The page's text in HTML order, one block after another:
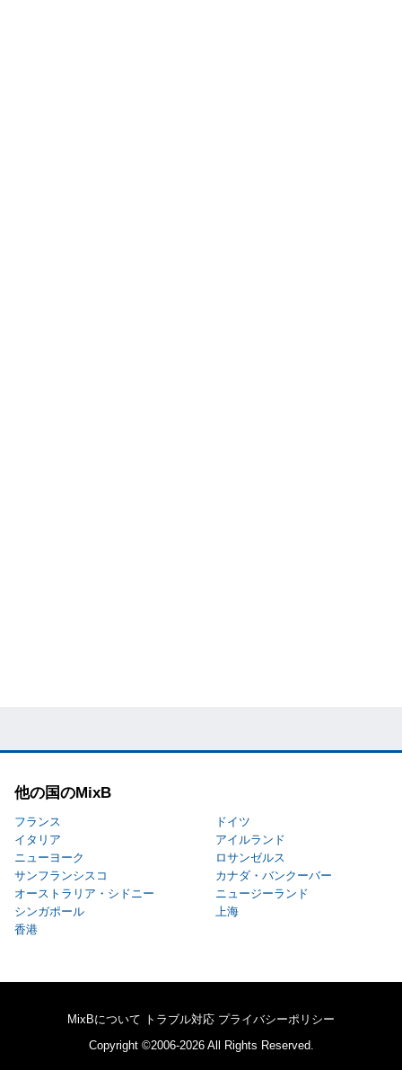
他の国のMixB
フランス
ドイツ
イタリア
アイルランド
ニューヨーク
ロサンゼルス
サンフランシスコ
カナダ・バンクーバー
オーストラリア・シドニー
ニュージーランド
シンガポール
上海
香港
MixBについて トラブル対応 プライバシーポリシー
Copyright ©2006-2026 All Rights Reserved.